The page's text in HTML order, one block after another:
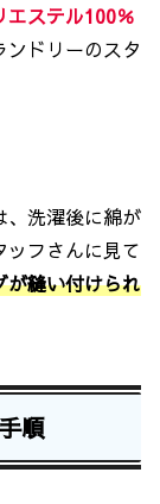
エステル100％
ドリーのスタ
、洗濯後に綿が
フさんに見て
が縫い付けられ
順